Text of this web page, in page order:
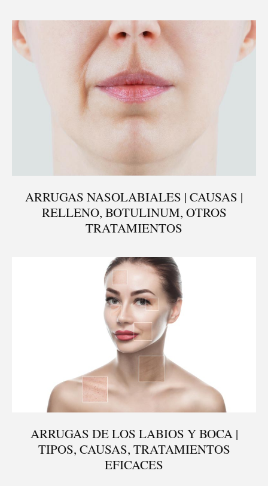
ARRUGAS NASOLABIALES | CAUSAS |
RELLENO, BOTULINUM, OTROS
TRATAMIENTOS
ARRUGAS DE LOS LABIOS Y BOCA |
TIPOS, CAUSAS, TRATAMIENTOS
EFICACES